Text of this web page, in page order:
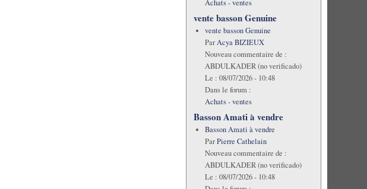
Achats - ventes
vente basson Genuine
vente basson Genuine
ParAcya BIZIEUX
Nouveau commentaire de :
ABDULKADER (no verificado)
Le : 08/07/2026 - 10:48
Dans le forum :
Achats - ventes
Basson Amati à vendre
Basson Amati à vendre
ParPierre Cathelain
Nouveau commentaire de :
ABDULKADER (no verificado)
Le : 08/07/2026 - 10:48